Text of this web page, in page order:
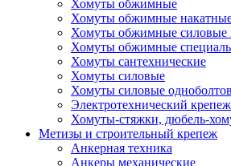
Хомуты обжимные
Хомуты обжимные
Хомуты обжимные силовые
Хомуты обжимные
Хомуты сантехнические
Хомуты силовые
Хомуты силовые
Электротехнический крепеж
Хомуты-стяжки, дюбель-
Метизы и строительный крепеж
Анкерная техника
Анкеры механические